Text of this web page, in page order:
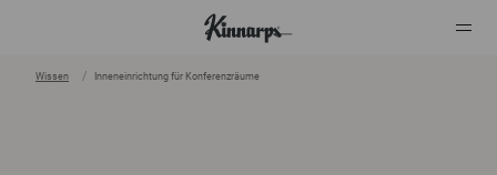
Wissen Inneneinrichtung für Konferenzräume